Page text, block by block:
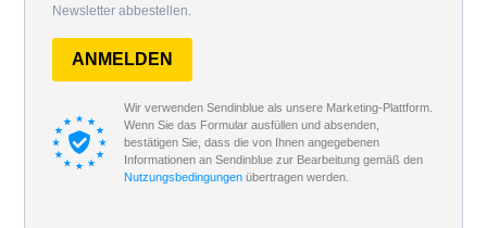
Newsletter abbestellen.
ANMELDEN
Wir verwenden Sendinblue als unsere Marketing-Plattform.
Wenn Sie das Formular ausfüllen und absenden,
bestätigen Sie, dass die von Ihnen angegebenen
Informationen an Sendinblue zur Bearbeitung gemäß den
Nutzungsbedingungenübertragen werden.